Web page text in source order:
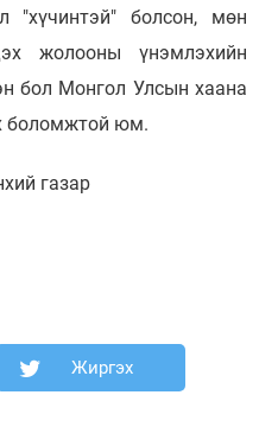
"хүчинтэй" болсон, мөн
жолооны үнэмлэхийн
бол Монгол Улсын хаана
боломжтой юм.
газар
Жиргэх